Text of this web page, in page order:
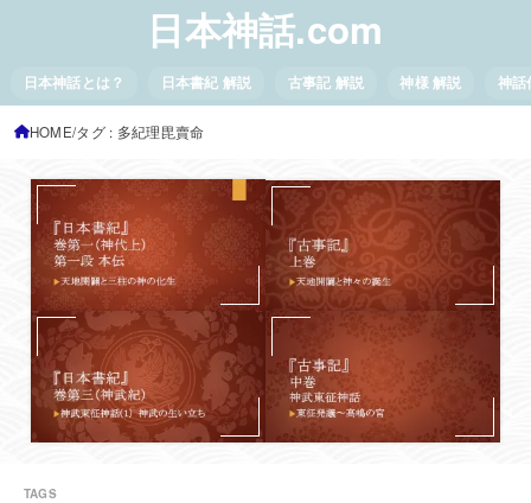
日本神話.com
日本神話とは？ 日本書紀 解説 古事記 解説 神様 解説 神話
HOME タグ : 多紀理毘賣命